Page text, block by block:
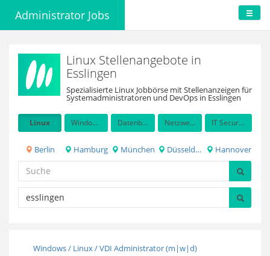
Administrator Jobs
Linux Stellenangebote in
Esslingen
Spezialisierte Linux Jobbörse mit Stellenanzeigen für
Systemadministratoren und DevOps in Esslingen
Linux Windows Server Datenbanken Netzwerkadministration IT Security / Auditing
Berlin Hamburg München Düsseldorf Hannover
Windows / Linux / VDI Administrator (m|w|d)